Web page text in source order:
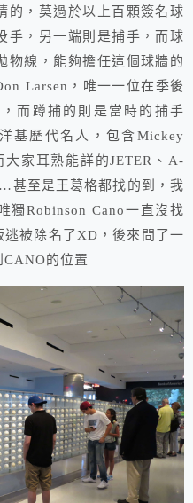
的，莫過於以上百顆簽名球
手，另一端則是捕手，而球
物線，能夠擔任這個球牆的
Larsen，唯一一位在季後
而蹲捕的則是當時的捕手
基歷代名人，包含Mickey
家耳熟能詳的JETER、A-
甚至是王葛格都找的到，我
獨Robinson Cano一直沒找
被除名了XD，後來問了一
的位置